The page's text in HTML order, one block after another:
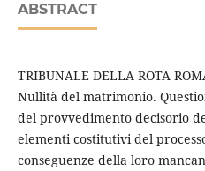
ABSTRACT
TRIBUNALE DELLA ROTA
Nullità del matrimonio.
del provvedimento decisorio
elementi costitutivi del
conseguenze della loro